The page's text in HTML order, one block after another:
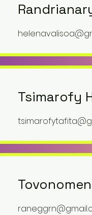
Tsimarofy